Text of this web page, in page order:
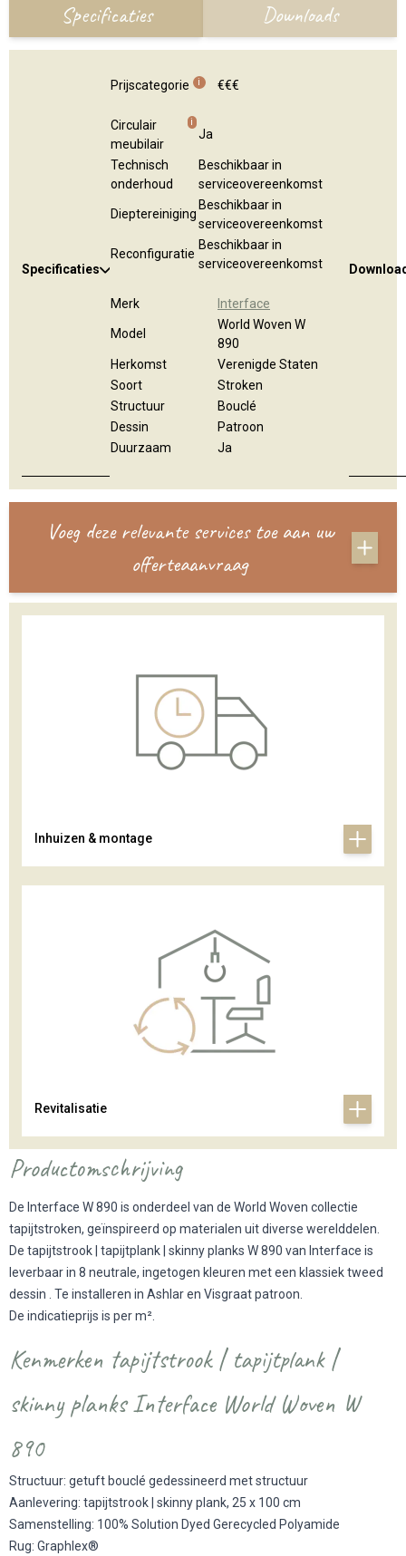
Specificaties Downloads
Specificaties
Prijscategorie i €€€
Circulair
meubilair
i
Ja
Technisch
onderhoud
Beschikbaar in
serviceovereenkomst
Dieptereiniging
Beschikbaar in
serviceovereenkomst
Reconfiguratie
Beschikbaar in
serviceovereenkomst
Merk Interface
Model
World Woven W
890
Herkomst
Verenigde Staten
Soort
Stroken
Structuur
Bouclé
Dessin
Patroon
Duurzaam
Ja
Voeg deze relevante services toe aan uw
offerteaanvraag
Inhuizen & montage
Revitalisatie
Productomschrijving
De Interface W 890 is onderdeel van de World Woven collectie
tapijtstroken, geïnspireerd op materialen uit diverse werelddelen.
De tapijtstrook | tapijtplank | skinny planks W 890 van Interface is
leverbaar in 8 neutrale, ingetogen kleuren met een klassiek tweed
dessin . Te installeren in Ashlar en Visgraat patroon.
De indicatieprijs is per m².
Kenmerken tapijtstrook | tapijtplank |
skinny planks Interface World Woven W
890
Structuur: getuft bouclé gedessineerd met structuur
Aanlevering: tapijtstrook | skinny plank, 25 x 100 cm
Samenstelling: 100% Solution Dyed Gerecycled Polyamide
Rug: Graphlex®